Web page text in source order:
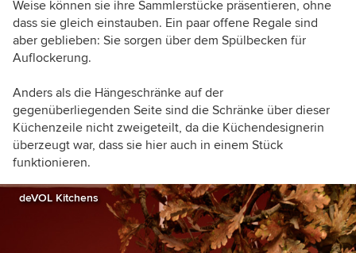
Weise können sie ihre Sammlerstücke präsentieren, ohne
dass sie gleich einstauben. Ein paar offene Regale sind
aber geblieben: Sie sorgen über dem Spülbecken für
Auflockerung.
Anders als die Hängeschränke auf der
gegenüberliegenden Seite sind die Schränke über dieser
Küchenzeile nicht zweigeteilt, da die Küchendesignerin
überzeugt war, dass sie hier auch in einem Stück
funktionieren.
deVOL Kitchens